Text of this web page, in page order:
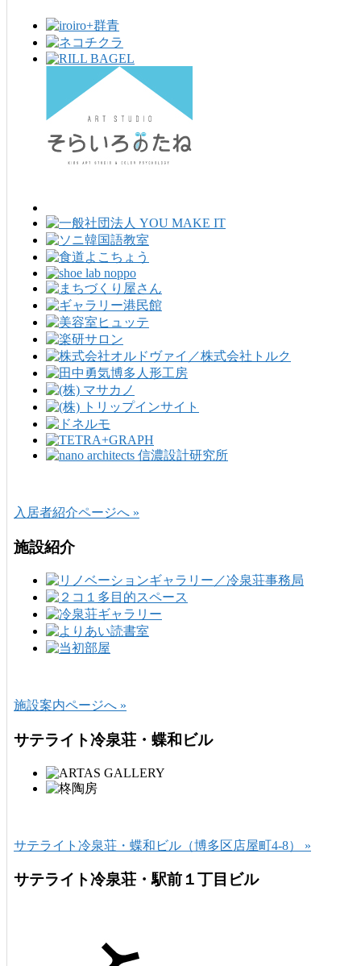
入居者紹介ページへ »
施設紹介
施設案内ページへ »
サテライト冷泉荘・蝶和ビル
サテライト冷泉荘・蝶和ビル（博多区店屋町4-8） »
サテライト冷泉荘・駅前１丁目ビル